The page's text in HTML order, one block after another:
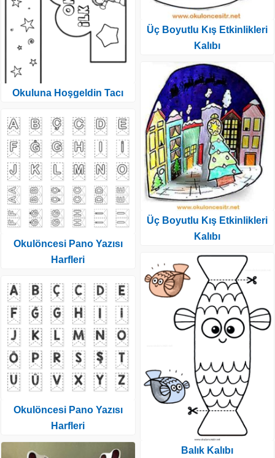
Okuluna Hoşgeldin Tacı
Okulöncesi Pano Yazısı
Harfleri
Okulöncesi Pano Yazısı
Harfleri
Üç Boyutlu Kış Etkinlikleri
Kalıbı
Üç Boyutlu Kış Etkinlikleri
Kalıbı
Balık Kalıbı